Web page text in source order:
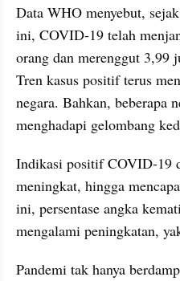
Data WHO menyebut,
ini, COVID-19 telah
orang dan merenggut 3,99
Tren kasus positif terus
negara. Bahkan, beberapa
menghadapi gelombang
Indikasi positif COVID-19
meningkat, hingga
ini, persentase angka
mengalami peningkatan,
Pandemi tak hanya